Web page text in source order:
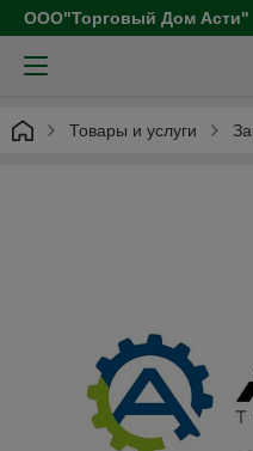
ООО"Торговый Дом Асти"
Товары и услуги